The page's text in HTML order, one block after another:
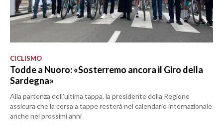
CICLISMO
Todde a Nuoro: «Sosterremo ancora il Giro della
Sardegna»
Alla partenza dell’ultima tappa, la presidente della Regione
assicura che la corsa a tappe resterà nel calendario internazionale
anche nei prossimi anni